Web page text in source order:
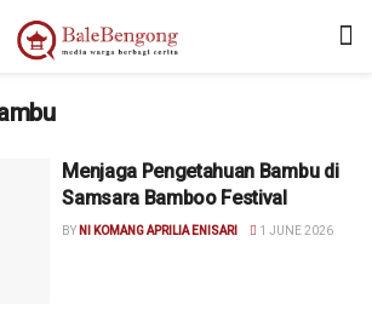
Menjaga Pengetahuan Bambu di
Samsara Bamboo Festival
BY NI KOMANG APRILIA ENISARI 1 JUNE 2026